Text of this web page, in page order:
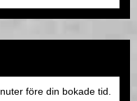
före din bokade tid.